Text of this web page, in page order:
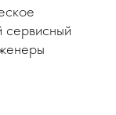
сервисный